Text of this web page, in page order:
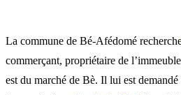
La commune de Bé-Afédomé
commerçant, propriétaire de
est du marché de Bè. Il lui est demandé